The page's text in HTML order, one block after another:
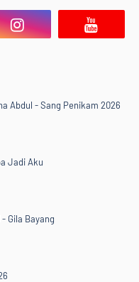
Abdul - Sang Penikam 2026
Jadi Aku
Gila Bayang